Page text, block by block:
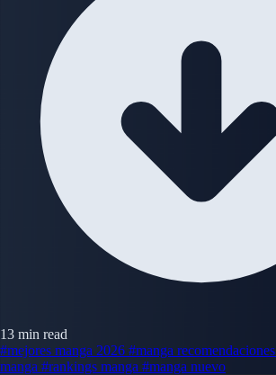
13 min read
#mejores manga 2026 #manga recomendaciones
manga #rankings manga #manga nuevo